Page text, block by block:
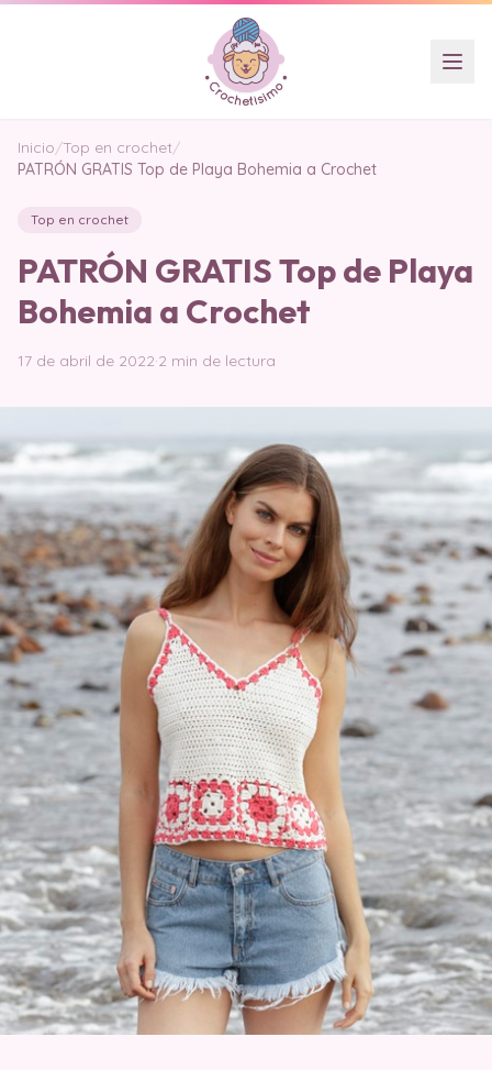
Inicio/Top en crochet/
PATRÓN GRATIS Top de Playa Bohemia a Crochet
Top en crochet
PATRÓN GRATIS Top de Playa
Bohemia a Crochet
17 de abril de 2022·2 min de lectura